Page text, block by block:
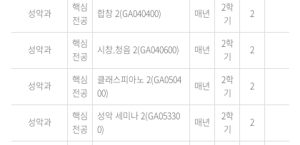
성악과
핵심
전공
합창 2(GA040400) 매년
2학
기
2
성악과
핵심
전공
시창.청음 2(GA040600) 매년
2학
기
2
성악과
핵심
전공
클래스피아노 2(GA0504
00)
매년
2학
기
2
성악과
핵심
전공
성악 세미나 2(GA05330
0)
매년
2학
기
2